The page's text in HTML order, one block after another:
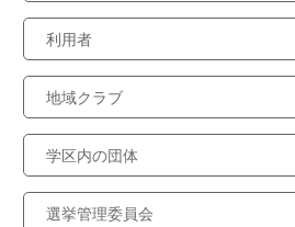
利用者
地域クラブ
学区内の団体
選挙管理委員会